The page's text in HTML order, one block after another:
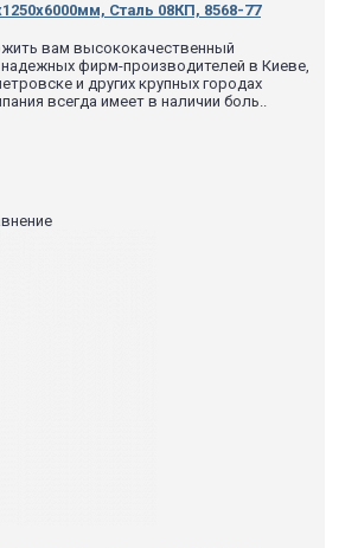
Сталь 08КП, 8568-77
вам высококачественный
фирм-производителей в Киеве,
и других крупных городах
всегда имеет в наличии боль..